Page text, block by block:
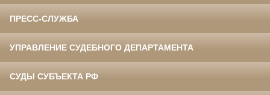
ПРЕСС-СЛУЖБА
УПРАВЛЕНИЕ СУДЕБНОГО ДЕПАРТАМЕНТА
СУДЫ СУБЪЕКТА РФ